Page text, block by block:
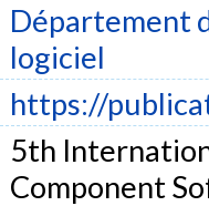
Département
logiciel
https://
5th
Component